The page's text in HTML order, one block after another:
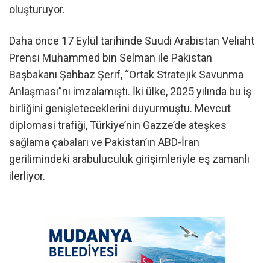
oluşturuyor.
Daha önce 17 Eylül tarihinde Suudi Arabistan Veliaht
Prensi Muhammed bin Selman ile Pakistan
Başbakanı Şahbaz Şerif, “Ortak Stratejik Savunma
Anlaşması”nı imzalamıştı. İki ülke, 2025 yılında bu iş
birliğini genişleteceklerini duyurmuştu. Mevcut
diplomasi trafiği, Türkiye’nin Gazze’de ateşkes
sağlama çabaları ve Pakistan’ın ABD-İran
gerilimindeki arabuluculuk girişimleriyle eş zamanlı
ilerliyor.